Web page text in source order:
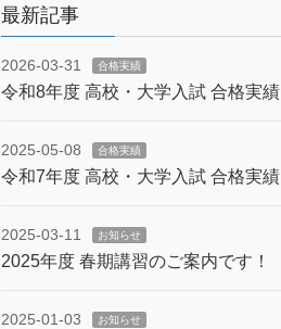
最新記事
2026-03-31 合格実績
令和8年度 高校・大学入試 合格実績
2025-05-08 合格実績
令和7年度 高校・大学入試 合格実績
2025-03-11 お知らせ
2025年度 春期講習のご案内です！
2025-01-03 お知らせ